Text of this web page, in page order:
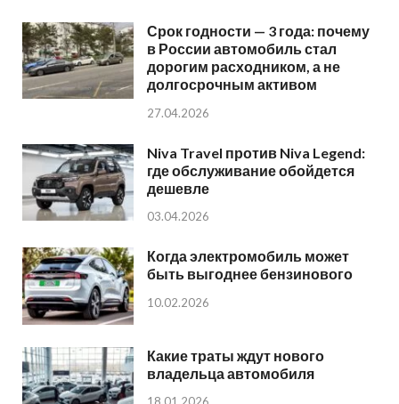
Срок годности — 3 года: почему
в России автомобиль стал
дорогим расходником, а не
долгосрочным активом
27.04.2026
Niva Travel против Niva Legend:
где обслуживание обойдется
дешевле
03.04.2026
Когда электромобиль может
быть выгоднее бензинового
10.02.2026
Какие траты ждут нового
владельца автомобиля